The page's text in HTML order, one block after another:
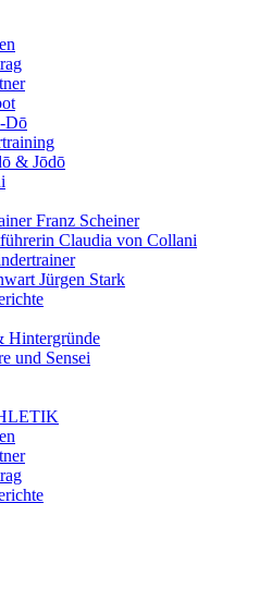
Dō
& Jōdō
Franz Scheiner
Claudia von Collani
Jürgen Stark
Hintergründe
und Sensei